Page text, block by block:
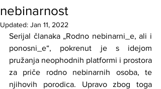
nebinarnost
Updated: Jan 11, 2022
Serijal članaka „Rodno nebinarni_e, ali i
ponosni_e“, pokrenut je s idejom
pružanja neophodnih platformi i prostora
za priče rodno nebinarnih osoba, te
njihovih porodica. Upravo zbog toga